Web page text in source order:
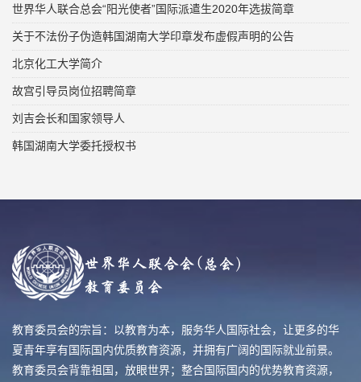
世界华人联合总会“阳光使者”国际派遣生2020年选拔简章
关于不法份子伪造韩国湖南大学印章发布虚假声明的公告
北京化工大学简介
故宫引导员岗位招聘简章
刘吉会长和国家领导人
韩国湖南大学委托授权书
教育委员会的宗旨：以教育为本，服务华人国际社会，让更多的华
夏青年享有国际国内优质教育资源，并拥有广阔的国际就业前景。
教育委员会背靠祖国，放眼世界；整合国际国内的优势教育资源，